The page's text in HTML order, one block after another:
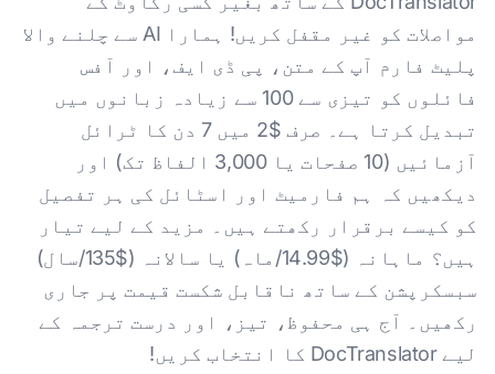
مواصلات کو غیر مقفل کریں! ہمارا AI سے چلنے والا
پلیٹ فارم آپ کے متن، پی ڈی ایف، اور آفس
فائلوں کو تیزی سے 100 سے زیادہ زبانوں میں
تبدیل کرتا ہے۔ صرف $2 میں 7 دن کا ٹرائل
آزمائیں (10 صفحات یا 3,000 الفاظ تک) اور
دیکھیں کہ ہم فارمیٹ اور اسٹائل کی ہر تفصیل
کو کیسے برقرار رکھتے ہیں۔ مزید کے لیے تیار
ہیں؟ ماہانہ ($14.99/ماہ) یا سالانہ ($135/سال)
سبسکرپشن کے ساتھ ناقابل شکست قیمت پر جاری
رکھیں۔ آج ہی محفوظ، تیز، اور درست ترجمہ کے
لیے DocTranslator کا انتخاب کریں!